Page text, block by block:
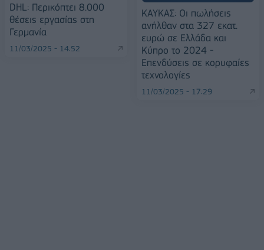
DHL: Περικόπτει 8.000
θέσεις εργασίας στη
Γερμανία
11/03/2025 - 14:52
ΚΑΥΚΑΣ: Οι πωλήσεις
ανήλθαν στα 327 εκατ.
ευρώ σε Ελλάδα και
Κύπρο το 2024 -
Επενδύσεις σε κορυφαίες
τεχνολογίες
11/03/2025 - 17:29